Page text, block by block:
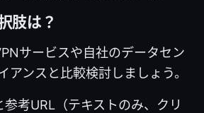
肢は？
サービスや自社のデータセン
アンスと比較検討しましょう。
考URL（テキストのみ、クリ